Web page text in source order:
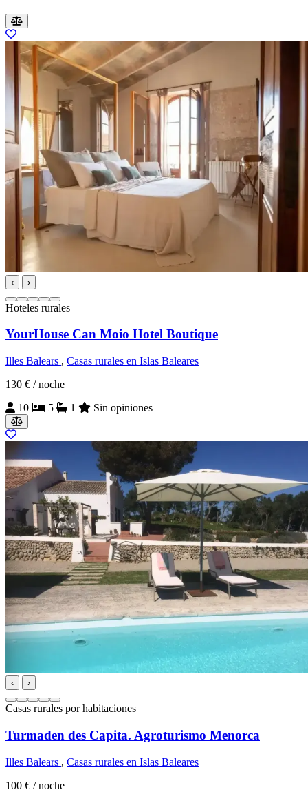
‹ ›
Hoteles rurales
YourHouse Can Moio Hotel Boutique
Illes Balears , Casas rurales en Islas Baleares
130 € / noche
10
5 1 Sin opiniones
‹ ›
Casas rurales por habitaciones
Turmaden des Capita. Agroturismo Menorca
Illes Balears , Casas rurales en Islas Baleares
100 € / noche